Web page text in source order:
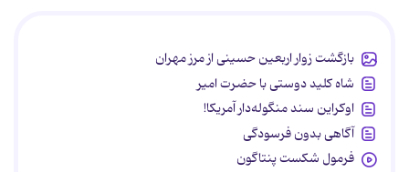
بازگشت زوار اربعین حسینی از مرز مهران
شاه کلید دوستی با حضرت امیر
اوکراین سند منگوله‌دار آمریکا!
آگاهی بدون فرسودگی
فرمول شکست پنتاگون